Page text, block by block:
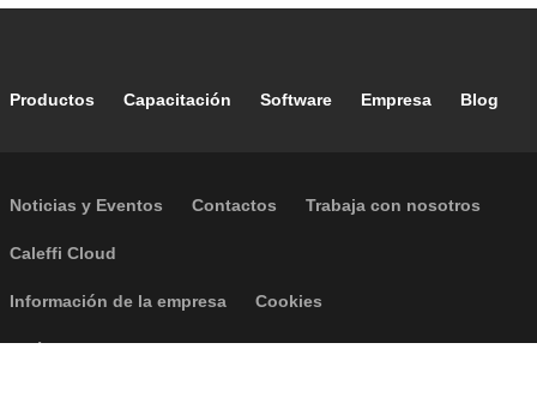
Footer main navigation
Productos Capacitación Software Empresa Blog
Footer secondary navigation
Noticias y Eventos Contactos Trabaja con nosotros
Caleffi Cloud
Footer menu
Información de la empresa Cookies
Política de Privacidad Accesibilidad